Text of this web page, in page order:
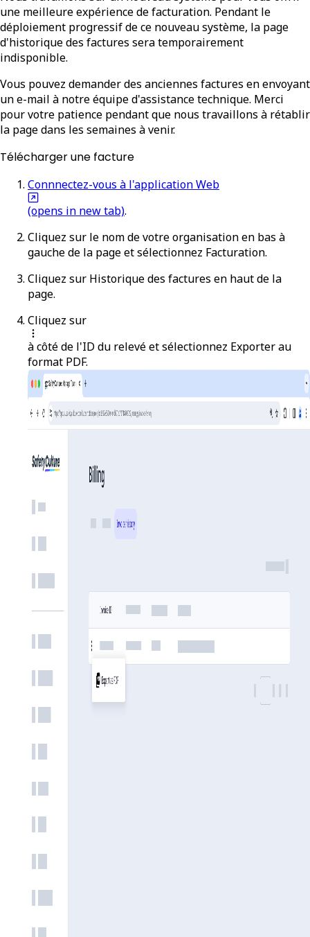
une meilleure expérience de facturation. Pendant le
déploiement progressif de ce nouveau système, la page
d'historique des factures sera temporairement
indisponible.
Vous pouvez demander des anciennes factures en envoyant
un e-mail à notre équipe d'assistance technique. Merci
pour votre patience pendant que nous travaillons à rétablir
la page dans les semaines à venir.
Télécharger une facture
Connnectez-vous à l'application Web
(opens in new tab).
Cliquez sur le nom de votre organisation en bas à
gauche de la page et sélectionnez Facturation.
Cliquez sur Historique des factures en haut de la
page.
Cliquez sur
à côté de l'ID du relevé et sélectionnez Exporter au
format PDF.